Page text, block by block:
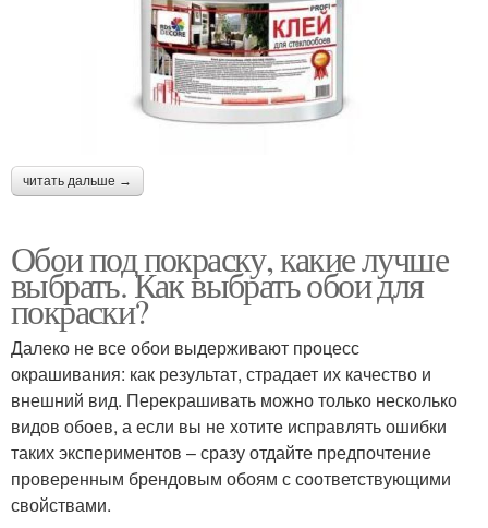
читать дальше →
Обои под покраску, какие лучше
выбрать. Как выбрать обои для
покраски?
Далеко не все обои выдерживают процесс
окрашивания: как результат, страдает их качество и
внешний вид. Перекрашивать можно только несколько
видов обоев, а если вы не хотите исправлять ошибки
таких экспериментов – сразу отдайте предпочтение
проверенным брендовым обоям с соответствующими
свойствами.